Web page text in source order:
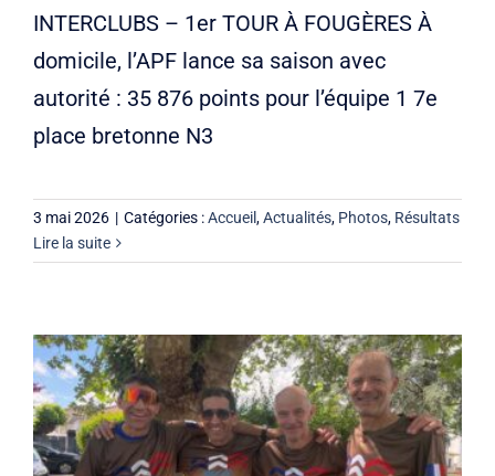
INTERCLUBS – 1er TOUR À FOUGÈRES À
domicile, l’APF lance sa saison avec
autorité : 35 876 points pour l’équipe 1 7e
place bretonne N3
3 mai 2026 | Catégories :Accueil,Actualités, Photos, Résultats
Lire la suite